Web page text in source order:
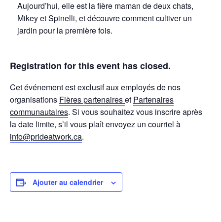
Aujourd’hui, elle est la fière maman de deux chats,
Mikey et Spinelli, et découvre comment cultiver un
jardin pour la première fois.
Registration for this event has closed.
Cet événement est exclusif aux employés de nos
organisations Fières partenaireset Partenaires
communautaires. Si vous souhaitez vous inscrire après
la date limite, s’il vous plaît envoyez un courriel à
info@prideatwork.ca.
Ajouter au calendrier